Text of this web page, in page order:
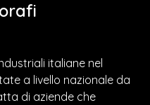
italiane nel
a livello nazionale da
di aziende che